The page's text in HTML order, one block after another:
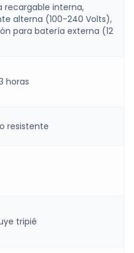
recargable interna,
alterna (100-240 Volts),
para batería externa (12
horas
resistente
tripié